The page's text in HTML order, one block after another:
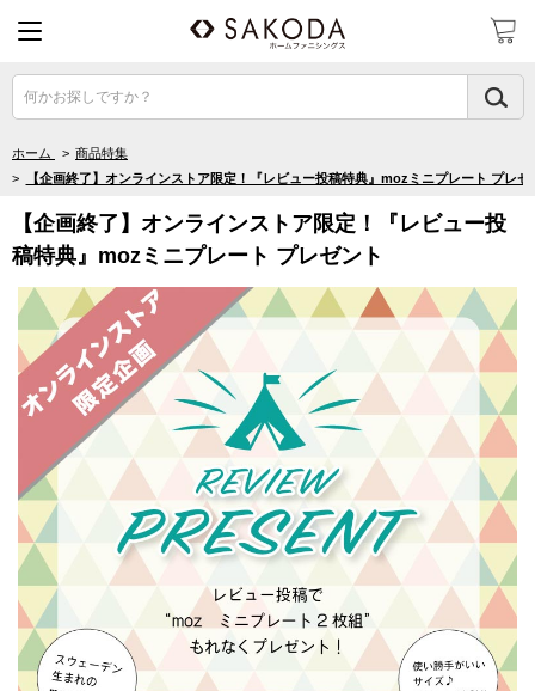
何かお探しですか？
ホーム > 商品特集
>
【企画終了】オンラインストア限定！『レビュー投稿特典』mozミニプレート プレゼ
【企画終了】オンラインストア限定！『レビュー投
稿特典』mozミニプレート プレゼント